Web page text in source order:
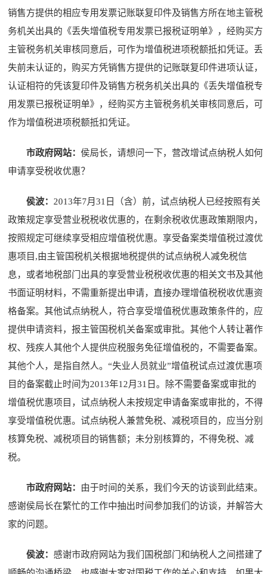
销售方提供的相应专用发票记账联复印件及销售方所在地主管税
务机关出具的《丢失增值税专用发票已报税证明单》，经购买方
主管税务机关审核同意后，可作为增值税进项税额抵扣凭证。丢
失前未认证的，购买方凭销售方提供的记账联复印件进项认证，
认证相符的凭该复印件及销售方税务机关出具的《丢失增值税专
用发票已报税证明单》，经购买方主管税务机关审核同意后，可
作为增值税进项税额抵扣凭证。
市政府网站：侯局长，请想问一下，营改增试点纳税人如何
申请享受税收优惠？
侯波： 2013年7月31日（含）前，试点纳税人已经按照有关
政策规定享受营业税税收优惠的，在剩余税收优惠政策期限内，
按照规定可继续享受相应增值税优惠。享受备案类增值税过渡优
惠项目,由主管国税机关根据地税提供的试点纳税人减免税信
息，或者地税部门出具的享受营业税税收优惠的相关文书及其他
书面证明材料，不需重新提出申请，直接办理增值税税收优惠资
格备案。其他试点纳税人，符合享受增值税优惠政策条件的，应
提供申请资料，报主管国税机关备案或审批。其他个人转让著作
权、残疾人其他个人提供应税服务免征增值税的，不需要备案。
其他个人，是指自然人。“失业人员就业”增值税试点过渡优惠项
目的备案截止时间为2013年12月31日。除不需要备案或审批的
增值税优惠项目，试点纳税人未按规定申请备案或审批的，不得
享受增值税优惠。试点纳税人兼营免税、减税项目的，应当分别
核算免税、减税项目的销售额；未分别核算的，不得免税、减
税。
市政府网站： 由于时间的关系，我们今天的访谈到此结束。
感谢侯局长在繁忙的工作中抽出时间参加我们的访谈，并解答大
家的问题。
侯波：感谢市政府网站为我们国税部门和纳税人之间搭建了